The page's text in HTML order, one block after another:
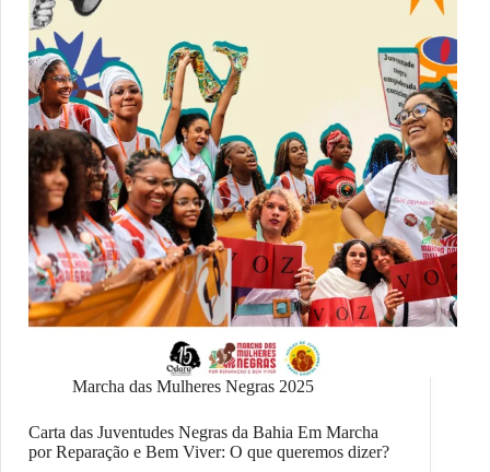
Marcha das Mulheres Negras 2025
Carta das Juventudes Negras da Bahia Em Marcha
por Reparação e Bem Viver: O que queremos dizer?